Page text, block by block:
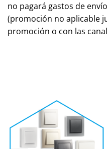
no pagará gastos de
(promoción no aplicable
promoción o con las